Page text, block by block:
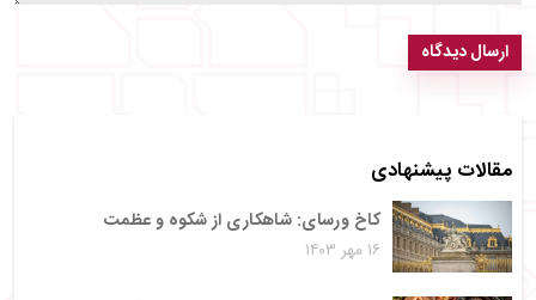
مقالات پیشنهادی
کاخ ورسای: شاهکاری از شکوه و عظمت
۱۶ مهر ۱۴۰۳
ارسال دیدگاه